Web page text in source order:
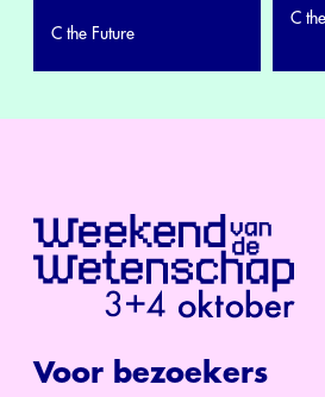
C the Future
C
Voor bezoekers